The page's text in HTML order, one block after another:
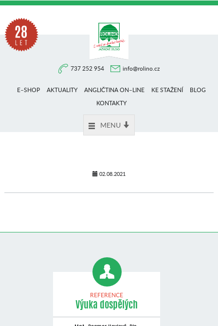
737 252 954 info@rolino.cz
E–SHOP AKTUALITY ANGLIČTINA ON–LINE KE STAŽENÍ
BLOG
KONTAKTY
MENU
02.08.2021
REFERENCE
Výuka dospělých